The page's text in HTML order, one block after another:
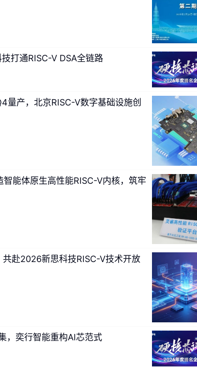
打通RISC-V DSA全链路
量产，北京RISC-V数字基础设施创
能体原生高性能RISC-V内核，筑牢
赴2026新思科技RISC-V技术开放
，奕行智能重构AI芯范式